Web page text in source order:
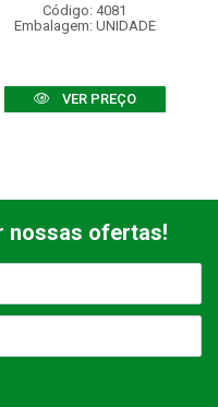
Código: 4081
Embalagem: UNIDADE
VER PREÇO
nossas ofertas!